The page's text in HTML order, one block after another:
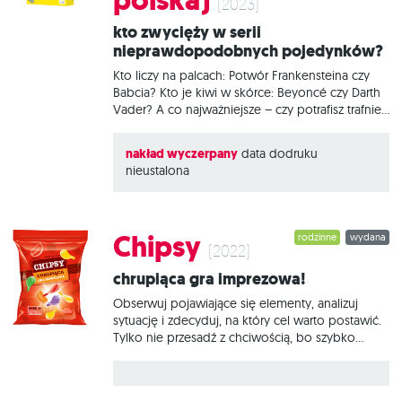
która po 3 rundach będzie miała najwięcej run.
Na czym to polega? Pojedyncza partia składa się
z 3 rund, podczas których uczestnicy
(2023)
Kto zwycięży w serii
nieprawdopodobnych pojedynków?
Kto liczy na palcach: Potwór Frankensteina czy
Babcia? Kto je kiwi w skórce: Beyoncé czy Darth
Vader? A co najważniejsze – czy potrafisz trafnie
imprezowa, w której staramy się wskazać, kto
zostanie czempionem turnieju, odgadując, na
nieprawdopodobnych pojedynków. Za każdym
razem głosujecie na zawodnika, który Waszym
zdaniem wygra, a następnie sprawdzacie wynik.
Kto utrzyma się w grze do końca? To zależy od
Ciebie! Na czym to polega? Rozgrywka składa
się z 2 rund, które są osobnymi
nakład wyczerpany data dodruku
nieustalona
wydana
rodzinne
Chipsy (2022)
Chrupiąca gra imprezowa!
Obserwuj pojawiające się elementy, analizuj
sytuację i zdecyduj, na który cel warto postawić.
Tylko nie przesadź z chciwością, bo szybko